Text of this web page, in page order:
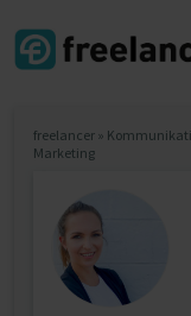
freelancer »
Marketing